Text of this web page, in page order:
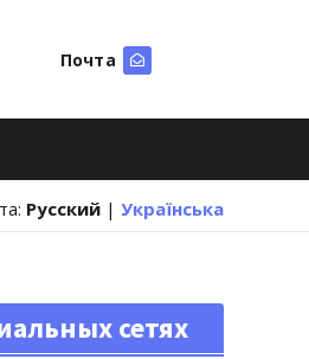
Почта
Русский | Українська
сетях